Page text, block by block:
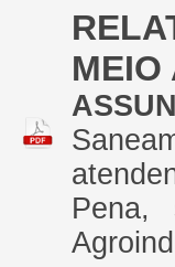
MEIO
Pena,